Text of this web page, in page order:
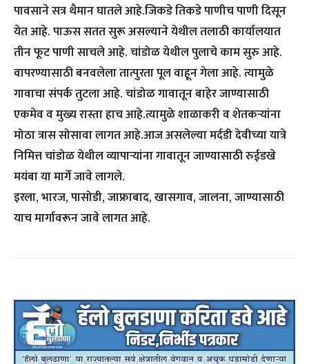
पावसाने सत्र थैमान घातले आहे.जिकडे तिकडे पाणीच पाणी दिसून
येत आहे. पाऊस सतत सुरू असल्याने येथील तलाठी कार्यालयात
तीन फूट पाणी साचले आहे. चांडोळ येथील पुलाचे काम सुरु आहे.
वापरण्यासाठी बनवलेला तात्पुरता पूल वाहून गेला आहे. त्यामुळे
गावाचा संपर्क तुटला आहे. चांडोळ गावातून बाहेर जाण्यासाठी
एकमेव व मुख्य रास्ता हाच आहे.त्यामुळे शाळाकरी व शेतकऱ्यांना
मोठा त्रास सोसावा लागत आहे.आज असलेल्या मर्दडी देवीच्या यात्रे
निमित्त चांडोळ येथील व्यापाऱ्यांना गावातून जाण्यासाठी रुईडखे
मयंबा या मार्गे जावे लागले.
इरला, भारज, पासोडी, जाफ्राबाद, खासगाव, जालना, जाण्यासाठी
याच मार्गावरून जावे लागत आहे.